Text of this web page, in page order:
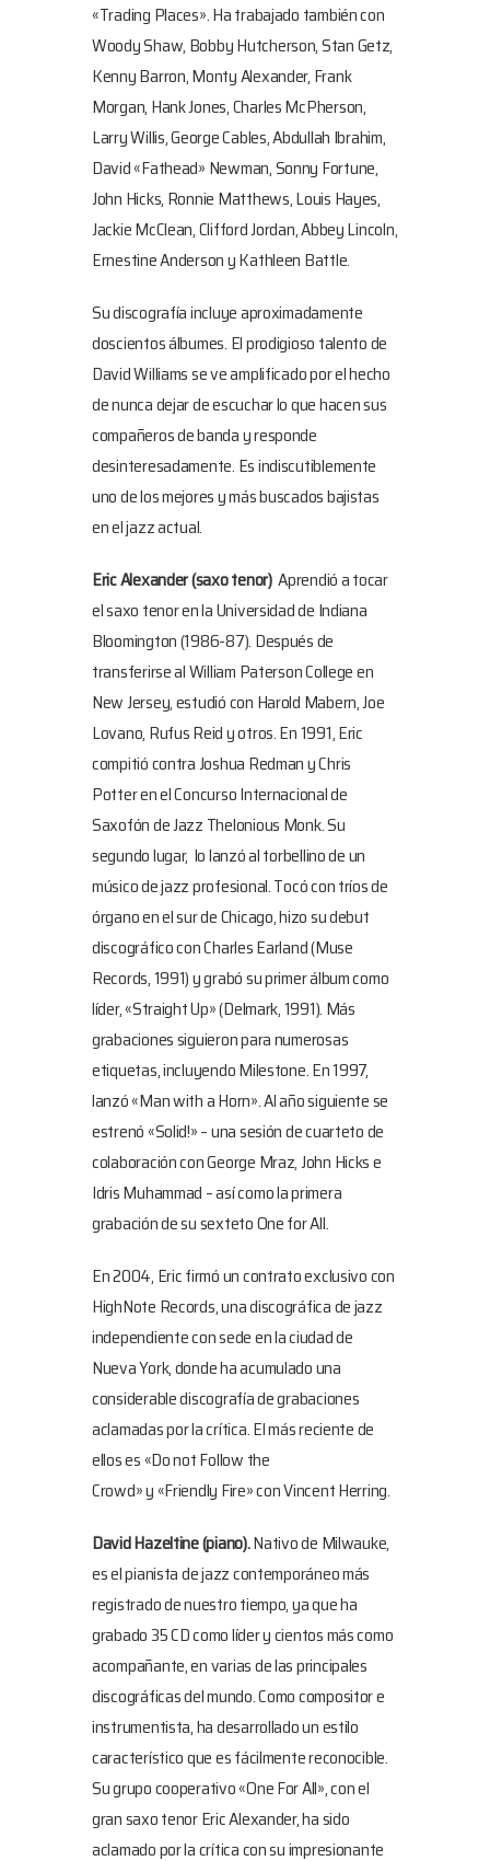
«Trading Places». Ha trabajado también con
Woody Shaw, Bobby Hutcherson, Stan Getz,
Kenny Barron, Monty Alexander, Frank
Morgan, Hank Jones, Charles McPherson,
Larry Willis, George Cables, Abdullah Ibrahim,
David «Fathead» Newman, Sonny Fortune,
John Hicks, Ronnie Matthews, Louis Hayes,
Jackie McClean, Clifford Jordan, Abbey Lincoln,
Ernestine Anderson y Kathleen Battle.
Su discografía incluye aproximadamente
doscientos álbumes. El prodigioso talento de
David Williams se ve amplificado por el hecho
de nunca dejar de escuchar lo que hacen sus
compañeros de banda y responde
desinteresadamente. Es indiscutiblemente
uno de los mejores y más buscados bajistas
en el jazz actual.
Eric Alexander(saxo tenor) Aprendió a tocar
el saxo tenor en la Universidad de Indiana
Bloomington (1986-87). Después de
transferirse al William Paterson College en
New Jersey, estudió con Harold Mabern, Joe
Lovano, Rufus Reid y otros. En 1991, Eric
compitió contra Joshua Redman y Chris
Potter en el Concurso Internacional de
Saxofón de Jazz Thelonious Monk. Su
segundo lugar, lo lanzó al torbellino de un
músico de jazz profesional. Tocó con tríos de
órgano en el sur de Chicago, hizo su debut
discográfico con Charles Earland (Muse
Records, 1991) y grabó su primer álbum como
líder, «Straight Up» (Delmark, 1991). Más
grabaciones siguieron para numerosas
etiquetas, incluyendo Milestone. En 1997,
lanzó «Man with a Horn». Al año siguiente se
estrenó «Solid!» – una sesión de cuarteto de
colaboración con George Mraz, John Hicks e
Idris Muhammad – así como la primera
grabación de su sexteto One for All.
En 2004, Eric firmó un contrato exclusivo con
HighNote Records, una discográfica de jazz
independiente con sede en la ciudad de
Nueva York, donde ha acumulado una
considerable discografía de grabaciones
aclamadas por la crítica. El más reciente de
ellos es «Do not Follow the
Crowd» y «Friendly Fire» con Vincent Herring.
David Hazeltine(piano).Nativo de Milwauke,
es el pianista de jazz contemporáneo más
registrado de nuestro tiempo, ya que ha
grabado 35 CD como líder y cientos más como
acompañante, en varias de las principales
discográficas del mundo. Como compositor e
instrumentista, ha desarrollado un estilo
característico que es fácilmente reconocible.
Su grupo cooperativo «One For All», con el
gran saxo tenor Eric Alexander, ha sido
aclamado por la crítica con su impresionante